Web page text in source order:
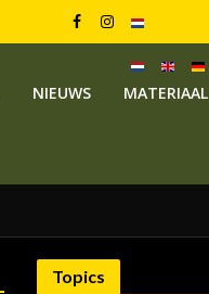
NIEUWS MATERIAAL
Topics